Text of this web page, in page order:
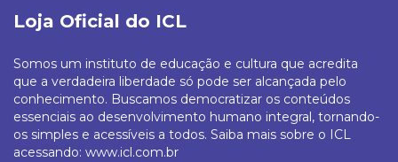
Loja Oficial do ICL
Somos um instituto de educação e cultura que acredita
que a verdadeira liberdade só pode ser alcançada pelo
conhecimento. Buscamos democratizar os conteúdos
essenciais ao desenvolvimento humano integral, tornando-
os simples e acessíveis a todos. Saiba mais sobre o ICL
acessando: www.icl.com.br